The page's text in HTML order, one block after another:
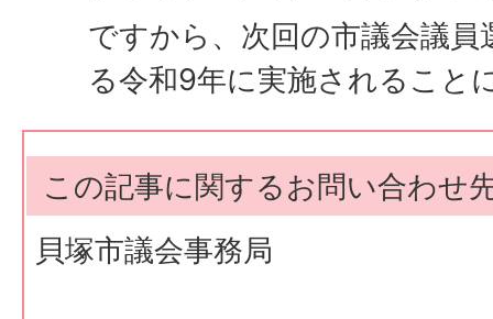
ですから、次回の市議会議員
る令和9年に実施されること
この記事に関するお問い合わせ
貝塚市議会事務局